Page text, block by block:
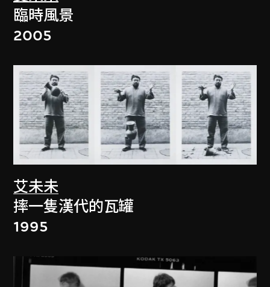
臨時風景
2005
艾未未
摔一隻漢代的瓦罐
1995